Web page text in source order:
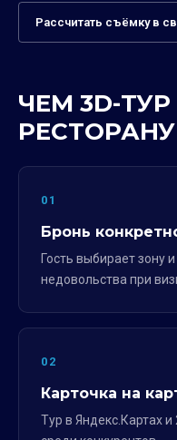
Рассчитать съёмку в
ЧЕМ 3D-
РЕСТОРАНУ
01
Бронь
Гость выбирает зону
недовольства при
02
Карточка на
Тур в Яндекс.Картах